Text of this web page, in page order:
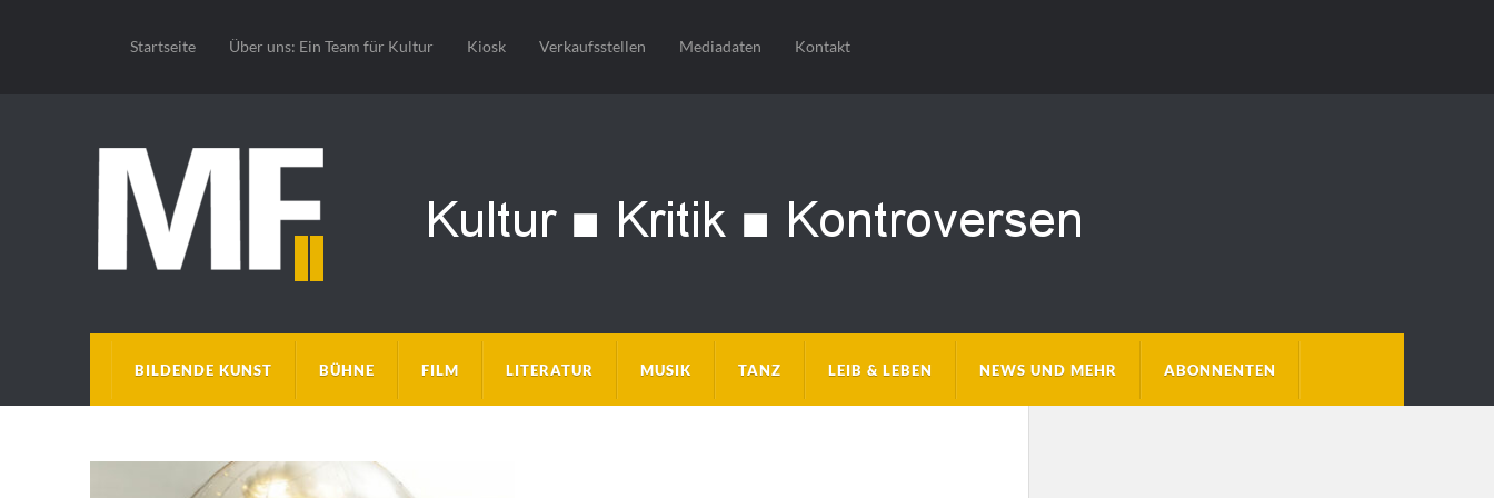
Startseite Über uns: Ein Team für Kultur Kiosk Verkaufsstellen Mediadaten Kontakt
BILDENDE KUNST BÜHNE FILM LITERATUR MUSIK TANZ LEIB & LEBEN NEWS UND MEHR ABONNENTEN